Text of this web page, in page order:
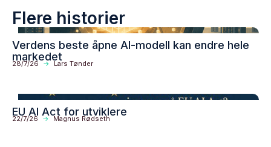
Flere historier
Verdens beste åpne AI-modell kan endre hele
markedet
28/7/26 -> Lars Tønder
EU AI Act for utviklere
22/7/26 -> Magnus Rødseth